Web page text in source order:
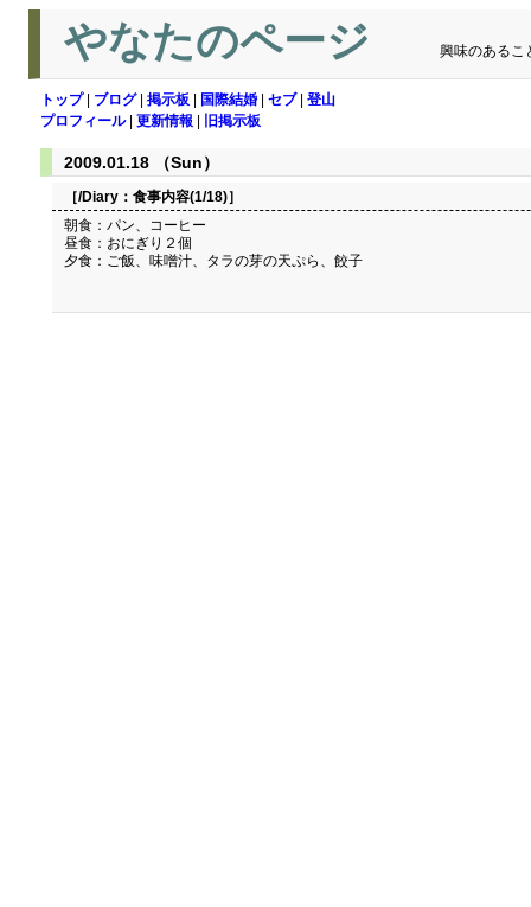
やなたのページ 興味のあるこ
トップ| ブログ| 掲示板 国際結婚 セブ| 登山
プロフィール| 更新情報 旧掲示板
2009.01.18 （Sun）
［/Diary： 食事内容(1/18)］
朝食：パン、コーヒー
昼食：おにぎり２個
夕食：ご飯、味噌汁、タラの芽の天ぷら、餃子